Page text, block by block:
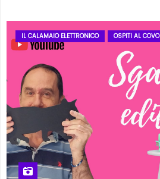
IL CALAMAIO ELETTRONICO OSPITI AL COVO